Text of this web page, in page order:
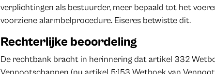
verplichtingen als bestuurder, meer bepaald tot het
voorziene alarmbelprocedure. Eiseres betwistte dit.
Rechterlijke beoordeling
De rechtbank bracht in herinnering dat artikel 332